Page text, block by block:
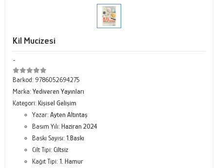
Kil Mucizesi
-
Barkod: 9786052694275
Marka: Yediveren Yayınları
Kategori: Kişisel Gelişim
Yazar: Ayten Altıntaş
Basım Yılı: Haziran 2024
Baskı Sayısı: 1.Baskı
Cilt Tipi: Ciltsiz
Kağıt Tipi: 1. Hamur